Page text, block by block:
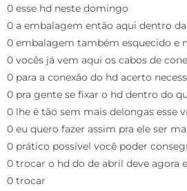
0 esse hd neste domingo
0 a embalagem então aqui dentro da
0 embalagem também esquecido e
0 vocês já vem aqui os cabos de
0 para a conexão do hd acerto
0 pra gente se fixar o hd dentro do
0 lhe é tão sem mais delongas esse
0 eu quero fazer assim pra ele ser
0 prático possível você poder
0 trocar o hd do de abril deve agora e
0 trocar